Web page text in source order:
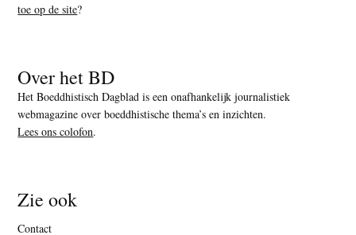
toe op de site?
Over het BD
Het Boeddhistisch Dagblad is een onafhankelijk journalistiek
webmagazine over boeddhistische thema’s en inzichten.
Lees ons colofon.
Zie ook
Contact